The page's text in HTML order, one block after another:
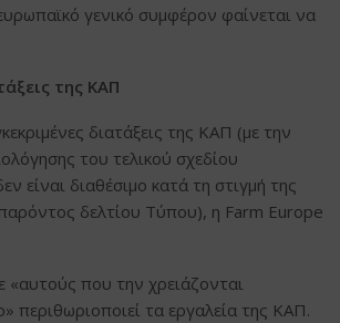
γενικό συμφέρον φαίνεται να
της ΚΑΠ
διατάξεις της ΚΑΠ (με την
του τελικού σχεδίου
είναι διαθέσιμο κατά τη στιγμή της
δελτίου Τύπου), η Farm Europe
«αυτούς που την χρειάζονται
περιθωριοποιεί τα εργαλεία της ΚΑΠ.